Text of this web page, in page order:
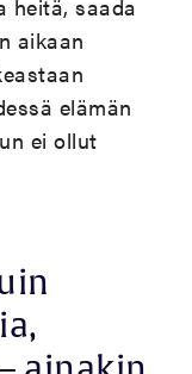
heitä, saada
aikaan
elämän
ei ollut